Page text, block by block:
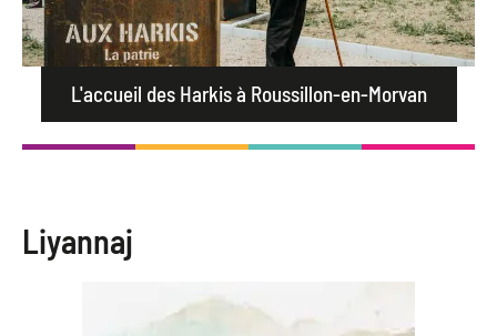
L'accueil des Harkis à Roussillon-en-Morvan
Liyannaj